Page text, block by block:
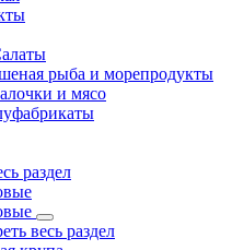
рыба и морепродукты
и мясо
раздел
весь раздел